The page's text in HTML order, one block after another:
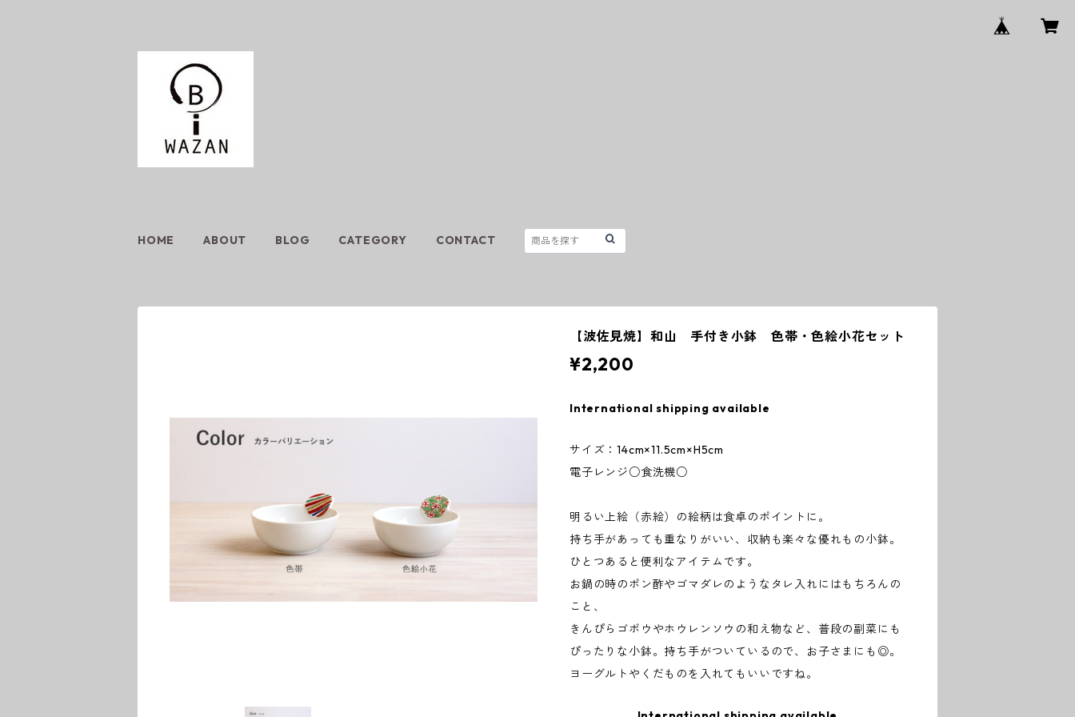
HOME ABOUT BLOG CATEGORY CONTACT
【波佐見焼】和山 手付き小鉢 色帯・色絵小花セット
¥2,200
International shipping available
サイズ：14cm×11.5cm×H5cm
電子レンジ○食洗機○
明るい上絵（赤絵）の絵柄は食卓のポイントに。
持ち手があっても重なりがいい、収納も楽々な優れもの小鉢。
ひとつあると便利なアイテムです。
お鍋の時のポン酢やゴマダレのようなタレ入れにはもちろんの
こと、
きんぴらゴボウやホウレンソウの和え物など、普段の副菜にも
ぴったりな小鉢。持ち手がついているので、お子さまにも◎。
ヨーグルトやくだものを入れてもいいですね。